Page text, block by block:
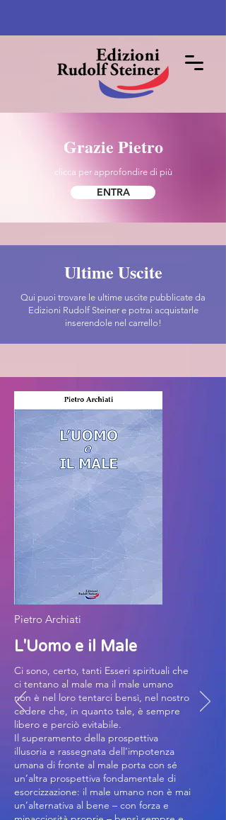
Grazie Pietro
clicca per approfondire di più
ENTRA
Ultime Uscite
Qui puoi trovare le ultime uscite pubblicate da
Edizioni Rudolf Steiner e potrai acquistarle
inserendole nel carrello!
Pietro Archiati
L'Uomo e il Male
Ci sono, certo, tanti Esseri spirituali che
ci tentano al male ma il male umano
non è nel loro tentarci bensì, nel nostro
cedere che, in quanto tale, è sempre
libero e perciò evitabile.
Il superamento della prospettiva
illusoria e rassegnata dell’impotenza
umana di fronte al male porta con sé
un’altra prospettiva fondamentale di
esorcizzazione: il male umano non è mai
un’alternativa al bene – con forza e